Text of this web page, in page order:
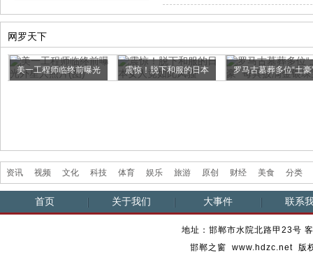
网罗天下
美一工程师临终前曝光 震惊！脱下和服的日本 罗马古墓葬多位“土豪
资讯 视频 文化 科技 体育 娱乐 旅游 原创 财经 美食 分类
首页 关于我们 大事件 联系
地址：邯郸市水院北路甲23号
邯郸之窗 www.hdzc.net 版